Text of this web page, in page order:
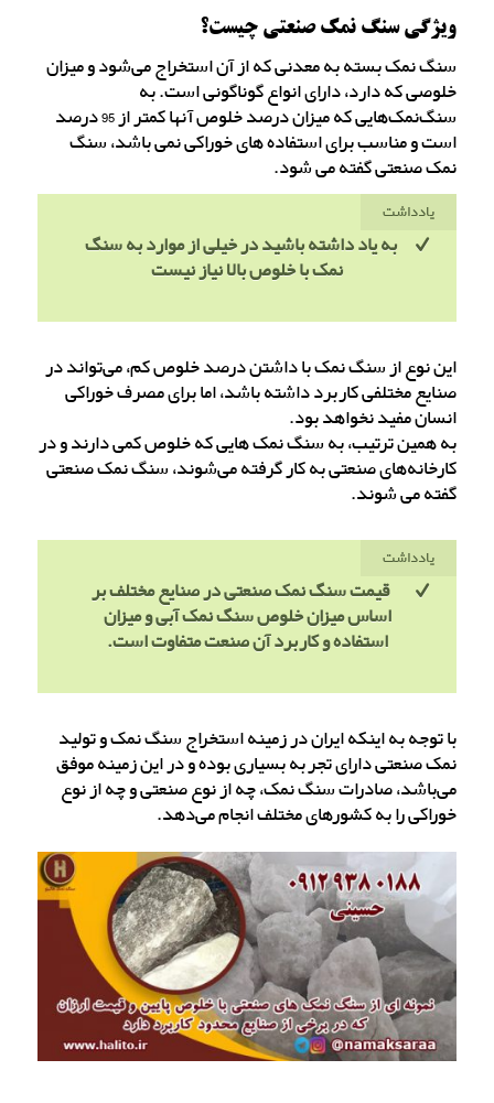
ویژگی سنگ نمک صنعتی چیست؟
سنگ نمک بسته به معدنی که از آن استخراج می‌شود و میزان
خلوصی که دارد، دارای انواع گوناگونی است. به
سنگ‌نمک‌هایی که میزان درصد خلوص آنها کمتر از 95 درصد
است و مناسب برای استفاده های خوراکی نمی باشد، سنگ
نمک صنعتی گفته می شود.
یادداشت
به یاد داشته باشید در خیلی از موارد به سنگ
نمک با خلوص بالا نیاز نیست
این نوع از سنگ نمک با داشتن درصد خلوص کم، می‌تواند در
صنایع مختلفی کاربرد داشته باشد، اما برای مصرف خوراکی
انسان مفید نخواهد بود.
به همین ترتیب، به سنگ‌ نمک هایی که خلوص کمی دارند و در
کارخانه‌های صنعتی به کار گرفته می‌شوند، سنگ نمک صنعتی
گفته می شوند.
یادداشت
قیمت سنگ نمک صنعتی در صنایع مختلف بر
اساس میزان خلوص سنگ نمک آبی و میزان
استفاده و کاربرد آن صنعت متفاوت است.
با توجه به اینکه ایران در زمینه استخراج سنگ نمک و تولید
نمک صنعتی دارای تجربه بسیاری بوده و در این زمینه موفق
می‌باشد، صادرات سنگ نمک، چه از نوع صنعتی و چه از نوع
خوراکی را به کشورهای مختلف انجام می‌دهد.